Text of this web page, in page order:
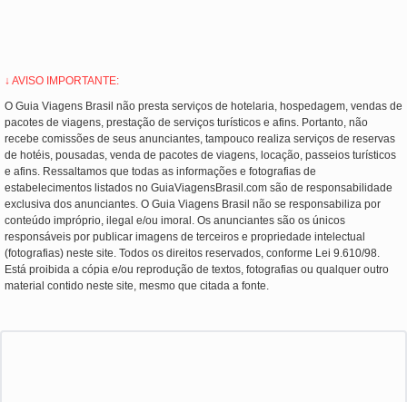
↓ AVISO IMPORTANTE:
O Guia Viagens Brasil não presta serviços de hotelaria, hospedagem, vendas de
pacotes de viagens, prestação de serviços turísticos e afins. Portanto, não
recebe comissões de seus anunciantes, tampouco realiza serviços de reservas
de hotéis, pousadas, venda de pacotes de viagens, locação, passeios turísticos
e afins. Ressaltamos que todas as informações e fotografias de
estabelecimentos listados no GuiaViagensBrasil.com são de responsabilidade
exclusiva dos anunciantes. O Guia Viagens Brasil não se responsabiliza por
conteúdo impróprio, ilegal e/ou imoral. Os anunciantes são os únicos
responsáveis por publicar imagens de terceiros e propriedade intelectual
(fotografias) neste site. Todos os direitos reservados, conforme Lei 9.610/98.
Está proibida a cópia e/ou reprodução de textos, fotografias ou qualquer outro
material contido neste site, mesmo que citada a fonte.